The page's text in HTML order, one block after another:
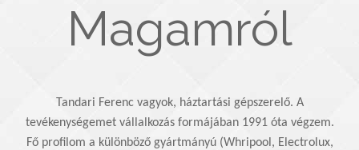
Magamról
Tandari Ferenc vagyok, háztartási gépszerelő. A
tevékenységemet vállalkozás formájában 1991 óta végzem.
Fő profilom a különböző gyártmányú (Whripool, Electrolux,